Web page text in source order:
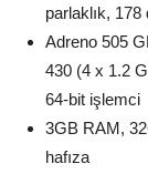
parlaklık, 178
Adreno 505
430 (4 x 1.2
64-bit işlemci
3GB RAM,
hafıza